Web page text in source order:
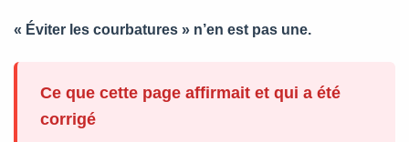
« Éviter les courbatures » n’en est pas une.
Ce que cette page affirmait et qui a été
corrigé